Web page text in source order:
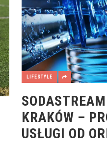
LIFESTYLE
KRAKÓW –
USŁUGI OD